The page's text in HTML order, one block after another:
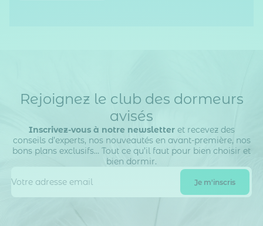
Rejoignez le club des dormeurs
avisés
Inscrivez-vous à notre newsletteret recevez des
conseils d’experts, nos nouveautés en avant-première, nos
bons plans exclusifs… Tout ce qu’il faut pour bien choisir et
bien dormir.